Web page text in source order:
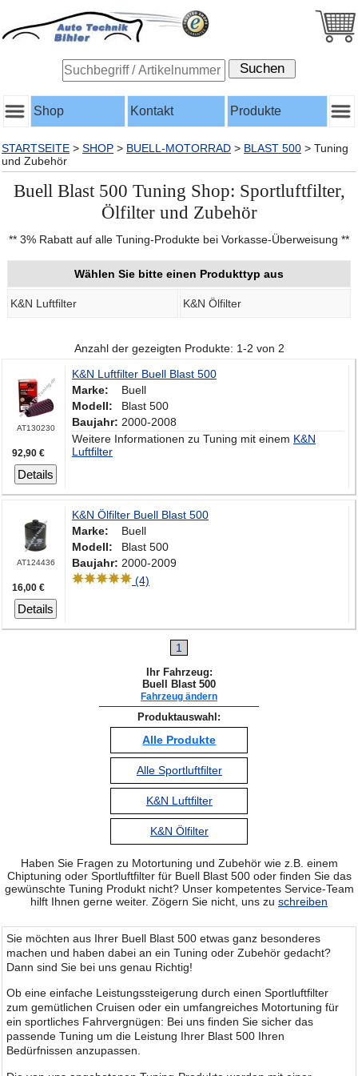
Shop Kontakt Produkte
STARTSEITE > SHOP > BUELL-MOTORRAD > BLAST 500 > Tuning
und Zubehör
Buell Blast 500 Tuning Shop: Sportluftfilter,
Ölfilter und Zubehör
** 3% Rabatt auf alle Tuning-Produkte bei Vorkasse-Überweisung **
Wählen Sie bitte einen Produkttyp aus
K&N Luftfilter K&N Ölfilter
Anzahl der gezeigten Produkte: 1-2 von 2
AT130230
92,90 €
Details
K&N Luftfilter Buell Blast 500
Marke:
Buell
Modell:
Blast 500
Baujahr: 2000-2008
Weitere Informationen zu Tuning mit einem K&N
Luftfilter
AT124436
16,00 €
Details
K&N Ölfilter Buell Blast 500
Marke:
Buell
Modell:
Blast 500
Baujahr: 2000-2009
(4)
1
Ihr Fahrzeug:
Buell Blast 500
Fahrzeug ändern
Produktauswahl:
Alle Produkte
Alle Sportluftfilter
K&N Luftfilter
K&N Ölfilter
Haben Sie Fragen zu Motortuning und Zubehör wie z.B. einem
Chiptuning oder Sportluftfilter für Buell Blast 500 oder finden Sie das
gewünschte Tuning Produkt nicht? Unser kompetentes Service-Team
hilft Ihnen gerne weiter. Zögern Sie nicht, uns zu schreiben
Sie möchten aus Ihrer Buell Blast 500 etwas ganz besonderes
machen und haben dabei an ein Tuning oder Zubehör gedacht?
Dann sind Sie bei uns genau Richtig!
Ob eine einfache Leistungssteigerung durch einen Sportluftfilter
zum gemütlichen Cruisen oder ein umfangreiches Motortuning für
ein sportliches Fahrvergnügen: Bei uns finden Sie sicher das
passende Tuning um die Leistung Ihrer Blast 500 Ihren
Bedürfnissen anzupassen.